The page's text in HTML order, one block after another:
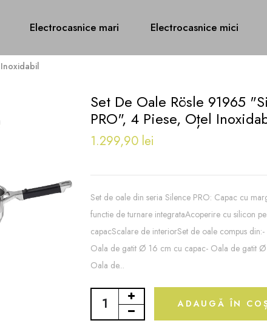
Electrocasnice mari Electrocasnice mici
Set De Oale Rösle 91965
PRO", 4 Piese, Oțel
1.299,90 lei
Set de oale din seria Silence PRO: Capac cu
functie de turnare integrataAcoperire cu silicon
capacScalare de interiorSet de oale compus
Oala de gatit Ø 16 cm cu capac- Oala de gatit
Oala de...
ADAUGĂ ÎN